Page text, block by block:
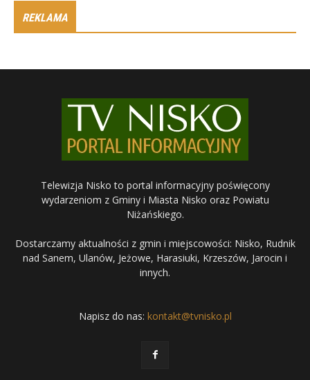
REKLAMA
Telewizja Nisko to portal informacyjny poświęcony
wydarzeniom z Gminy i Miasta Nisko oraz Powiatu
Niżańskiego.
Dostarczamy aktualności z gmin i miejscowości: Nisko, Rudnik
nad Sanem, Ulanów, Jeżowe, Harasiuki, Krzeszów, Jarocin i
innych.
Napisz do nas: kontakt@tvnisko.pl